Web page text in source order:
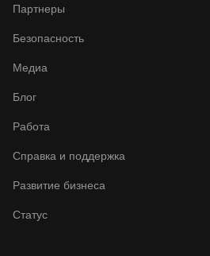
Партнеры
Безопасность
Медиа
Блог
Работа
Справка и поддержка
Развитие бизнеса
Статус